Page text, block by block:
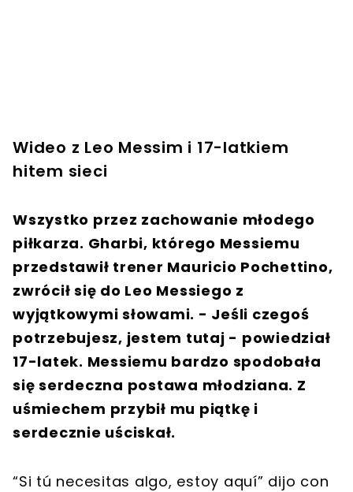
Wideo z Leo Messim i 17-latkiem
hitem sieci
Wszystko przez zachowanie młodego
piłkarza. Gharbi, którego Messiemu
przedstawił trener Mauricio Pochettino,
zwrócił się do Leo Messiego z
wyjątkowymi słowami. - Jeśli czegoś
potrzebujesz, jestem tutaj - powiedział
17-latek. Messiemu bardzo spodobała
się serdeczna postawa młodziana. Z
uśmiechem przybił mu piątkę i
serdecznie uściskał.
“Si tú necesitas algo, estoy aquí” dijo con